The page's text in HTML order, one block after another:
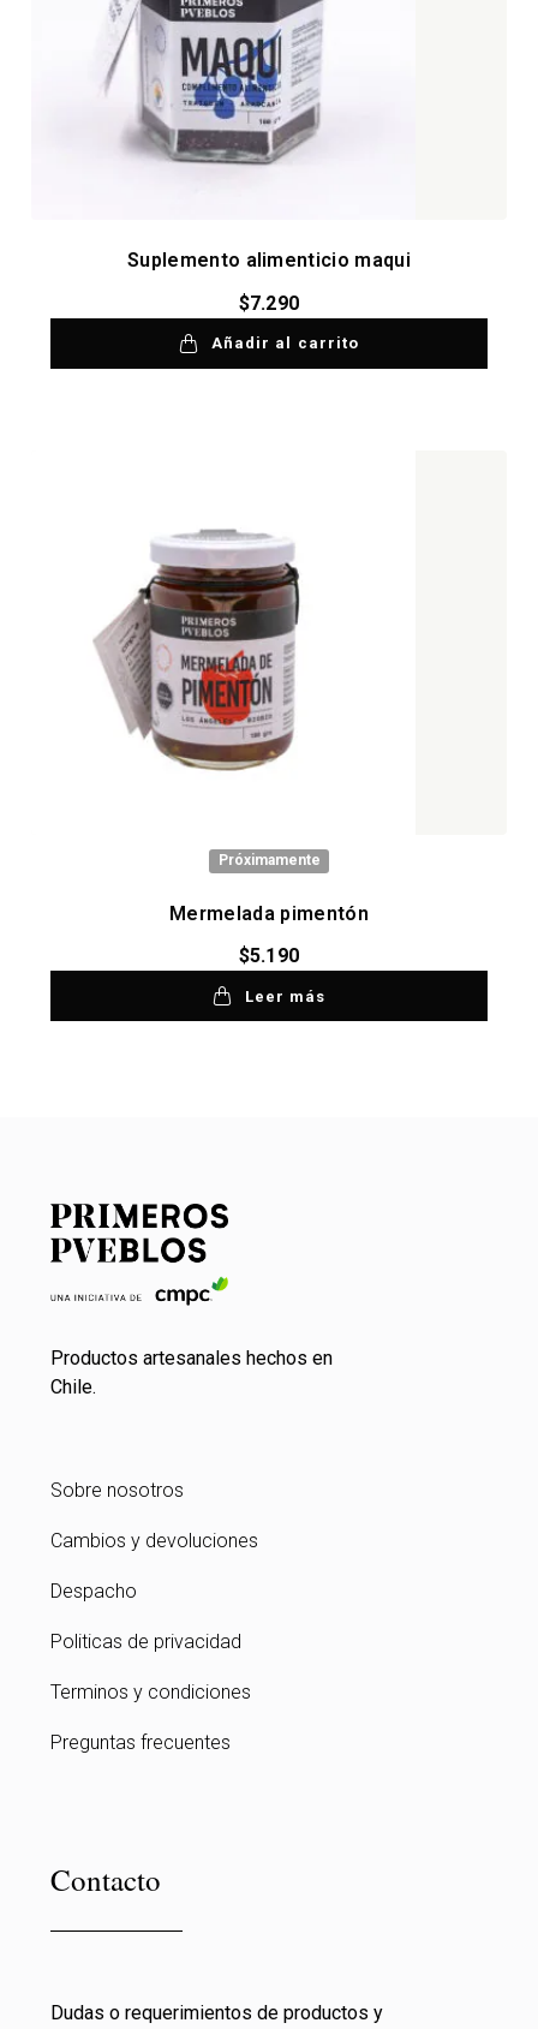
Suplemento alimenticio maqui
$7.290
Añadir al carrito
Próximamente
Mermelada pimentón
$5.190
Leer más
Productos artesanales hechos en
Chile.
Sobre nosotros
Cambios y devoluciones
Despacho
Politicas de privacidad
Terminos y condiciones
Preguntas frecuentes
Contacto
Dudas o requerimientos de productos y